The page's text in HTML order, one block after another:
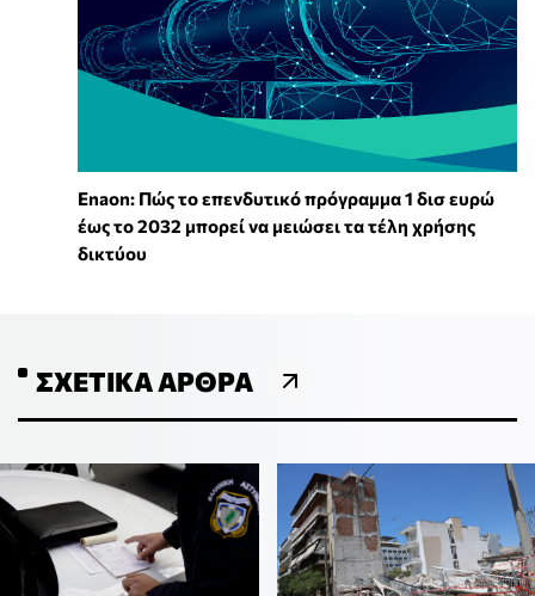
Enaon: Πώς το επενδυτικό πρόγραμμα 1 δισ ευρώ
έως το 2032 μπορεί να μειώσει τα τέλη χρήσης
δικτύου
ΣΧΕΤΙΚΆ ΆΡΘΡΑ